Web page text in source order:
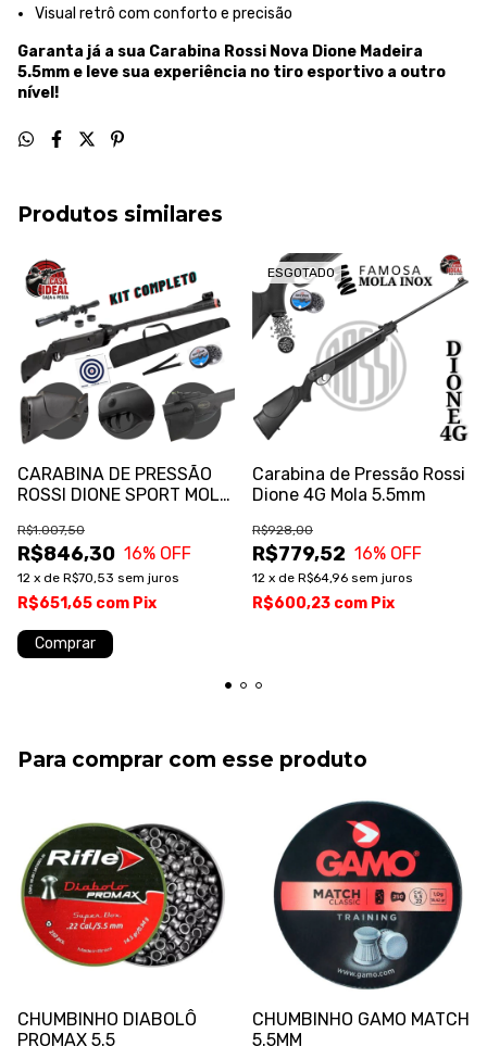
Visual retrô com conforto e precisão
Garanta já a sua Carabina Rossi Nova Dione Madeira
5.5mm e leve sua experiência no tiro esportivo a outro
nível!
Produtos similares
CARABINA DE PRESSÃO
ROSSI DIONE SPORT MOLA
R$846,30
R$1.007,50
16% OFF
12 x de R$70,53 sem juros
R$651,65 com Pix
Comprar
ESGOTADO
Carabina de Pressão Rossi
Dione 4G Mola 5.5mm
R$779,52
R$928,00
16% OFF
12 x de R$64,96 sem juros
R$600,23 com Pix
Para comprar com esse produto
CHUMBINHO DIABOLÔ
PROMAX 5.5
CHUMBINHO GAMO MATCH
5.5MM